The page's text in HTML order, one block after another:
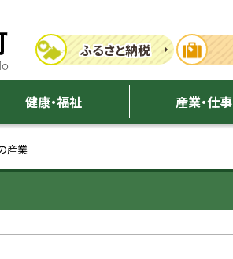
ふるさと納税
健康・福祉 産業・仕事
産業